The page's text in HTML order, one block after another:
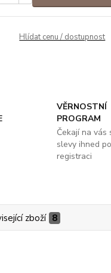
Hlídat cenu / dostupnost
VĚRNOSTNÍ
PROGRAM
Čekají na vás
slevy ihned po
registraci
zboží 8